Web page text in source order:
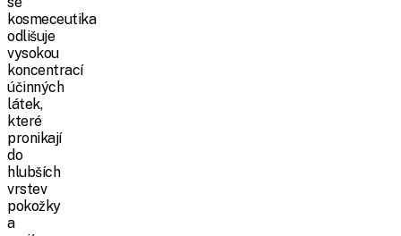
kosmeceutika
odlišuje
vysokou
koncentrací
účinných
látek,
které
pronikají
do
hlubších
vrstev
pokožky
a